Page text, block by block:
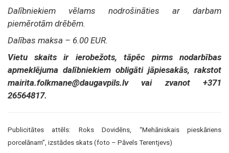
Dalībniekiem vēlams nodrošināties ar darbam
piemērotām drēbēm.
Dalības maksa – 6.00 EUR.
Vietu skaits ir ierobežots, tāpēc pirms nodarbības
apmeklējuma dalībniekiem obligāti jāpiesakās, rakstot
mairita.folkmane@daugavpils.lv vai zvanot +371
26564817.
Publicitātes attēls: Roks Dovidēns, “Mehāniskais pieskāriens
porcelānam”, izstādes skats (foto – Pāvels Terentjevs)